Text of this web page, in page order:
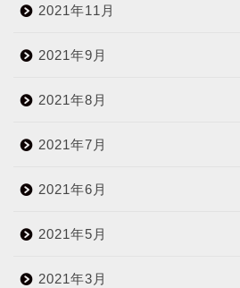
2021年11月
2021年9月
2021年8月
2021年7月
2021年6月
2021年5月
2021年3月